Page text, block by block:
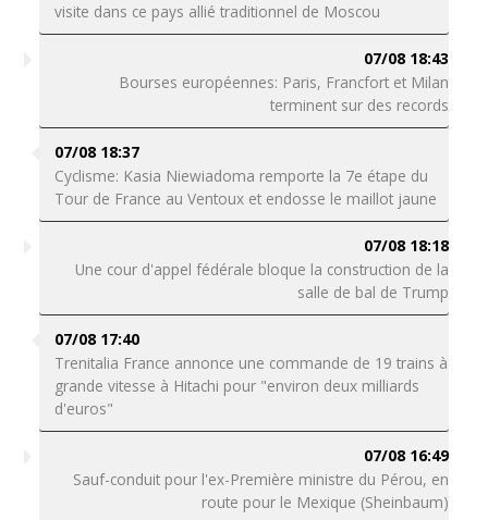
visite dans ce pays allié traditionnel de Moscou
07/08 18:43
Bourses européennes: Paris, Francfort et Milan
terminent sur des records
07/08 18:37
Cyclisme: Kasia Niewiadoma remporte la 7e étape du
Tour de France au Ventoux et endosse le maillot jaune
07/08 18:18
Une cour d'appel fédérale bloque la construction de la
salle de bal de Trump
07/08 17:40
Trenitalia France annonce une commande de 19 trains à
grande vitesse à Hitachi pour "environ deux milliards
d'euros"
07/08 16:49
Sauf-conduit pour l'ex-Première ministre du Pérou, en
route pour le Mexique (Sheinbaum)